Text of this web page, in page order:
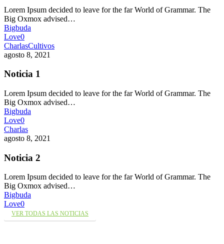
Lorem Ipsum decided to leave for the far World of Grammar. The
Big Oxmox advised…
Bigbuda
Love0
CharlasCultivos
agosto 8, 2021
Noticia 1
Lorem Ipsum decided to leave for the far World of Grammar. The
Big Oxmox advised…
Bigbuda
Love0
Charlas
agosto 8, 2021
Noticia 2
Lorem Ipsum decided to leave for the far World of Grammar. The
Big Oxmox advised…
Bigbuda
Love0
VER TODAS LAS NOTICIAS